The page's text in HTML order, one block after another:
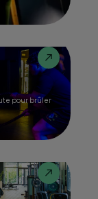
pour brûler